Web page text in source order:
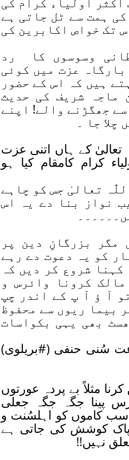
ہمت سے ٹل جاتی ہے
تک خواص اکابرین کی
وسوسوں کا رد
عزت میں کوئی
ہیں کہ اس کے حضور
ماجہ شریف کی حدیث
جھگڑنے والے! اپنے
چلا جا ۔
تعالیٰ کے ہاں اتنی عزت
کرام کامقام کیا ہو
تعالیٰ جس کو چاہے
نواز بنا دے یہ اس
مگر بزرگانِ دین پر
کو یہ دعوت دے رہے
شروع کر دیں کہ
کرونا وائرس و
آ ؤ آ پ کے اندر چپ
بیما ریوں سے محفوظ
بھی یہی بکواسات
سُنی حنفی (#بریلوی)
مثلاً بے پردہ عورتوں
پینا جگہ جگہ جعلی
سب کاموں کو اہلسُنت و
کوشش کی جاتی ہے
نہیں!!